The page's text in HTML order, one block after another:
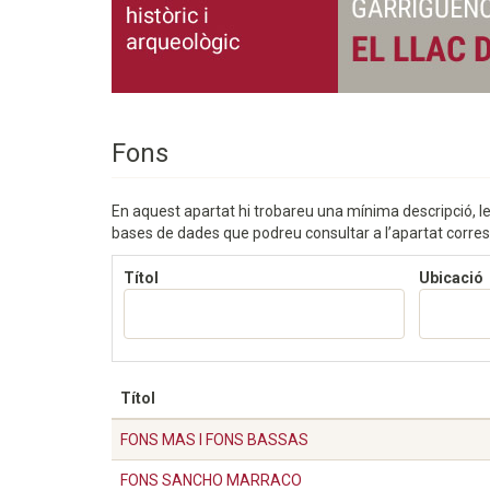
Fons
En aquest apartat hi trobareu una mínima descripció,
bases de dades que podreu consultar a l’apartat
Títol Ubicació
Títol
FONS MAS I FONS BASSAS
FONS SANCHO MARRACO